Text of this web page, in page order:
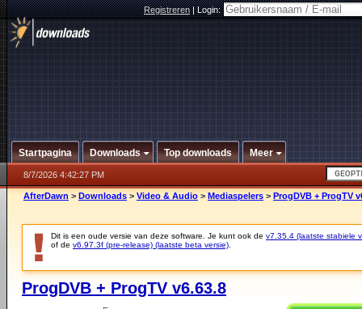
Registreren|Login:
Startpagina Downloads Top downloads Meer
8/7/2026 4:42:27 PM
AfterDawn > Downloads > Video & Audio > Mediaspelers > ProgDVB + ProgTV
Dit is een oude versie van deze software. Je kunt ook de v7.35.4 (laatste stabiele
of de v6.97.3f (pre-release) (laatste beta versie)
ProgDVB + ProgTV v6.63.8